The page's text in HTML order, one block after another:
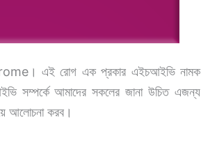
এই রোগ এক প্রকার এইচআইভি নামক
সম্পর্কে আমাদের সকলের জানা উচিত এজন্য
আলোচনা করব।